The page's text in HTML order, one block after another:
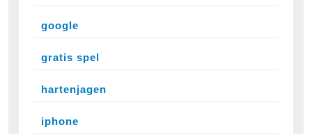
google
gratis spel
hartenjagen
iphone